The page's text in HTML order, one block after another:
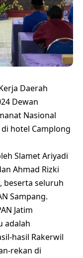
Daerah
Dewan
Nasional
hotel Camplong
Slamet Ariyadi
Ahmad Rizki
beserta seluruh
Sampang.
Jatim
adalah
hasil Rakerwil
rekan di